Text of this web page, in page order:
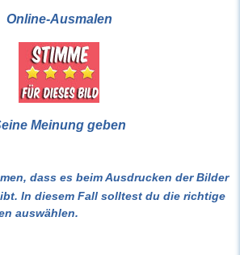
Online-Ausmalen
Meinung geben
dass es beim Ausdrucken der Bilder
In diesem Fall solltest du die richtige
auswählen.